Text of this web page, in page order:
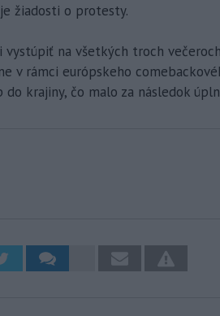
žiadosti o protesty.
vystúpiť na všetkých troch
v rámci európskeho
do krajiny, čo malo za následok